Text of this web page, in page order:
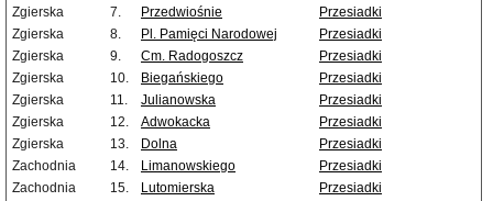
Zgierska
7. Przedwiośnie
Przesiadki
Zgierska
8. Pl. Pamięci Narodowej
Przesiadki
Zgierska
9. Cm. Radogoszcz
Przesiadki
Zgierska
10. Biegańskiego
Przesiadki
Zgierska
11. Julianowska
Przesiadki
Zgierska
12. Adwokacka
Przesiadki
Zgierska
13. Dolna
Przesiadki
Zachodnia
14. Limanowskiego
Przesiadki
Zachodnia
15. Lutomierska
Przesiadki